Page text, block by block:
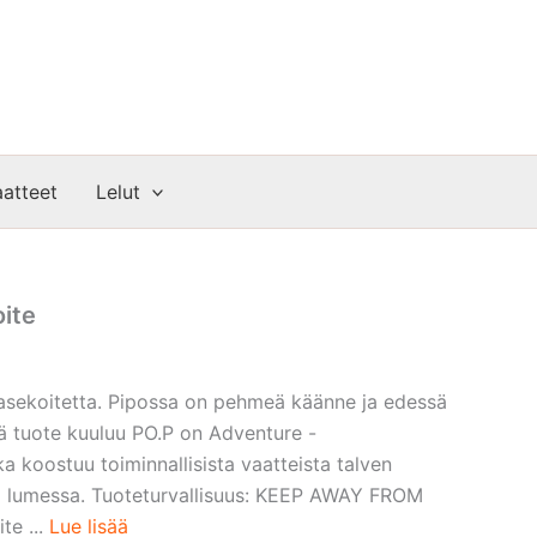
Lelut
Pipossa on pehmeä käänne ja edessä
tuote kuuluu PO.P on Adventure -
koostuu toiminnallisista vaatteista talven
Tuoteturvallisuus: KEEP AWAY FROM
... Lue lisää